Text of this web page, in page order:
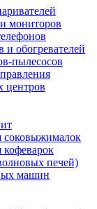
мониторов
и обогревателей
пылесосов
центров
соковыжималок
кофеварок
печей)
машин